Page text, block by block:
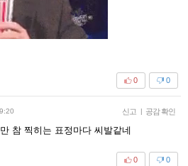
0
0
신고 | 공감 확인
참 찍히는 표정마다 씨발같네
0
0